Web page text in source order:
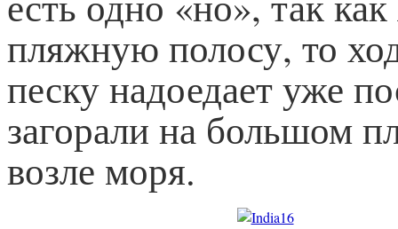
пляжную полосу, то
песку надоедает уже
загорали на большом
возле моря.